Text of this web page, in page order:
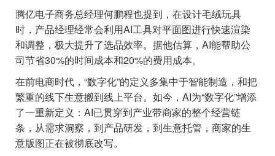
腾亿电子商务总经理何鹏程也提到，在设计毛绒玩具
时，产品经理经常会利用AI工具对平面图进行快速渲染
和调整，极大提升了选品效率。据他估算，AI能帮助公
司节省30%的时间成本和20%的费用成本。
在前电商时代，“数字化”的定义多集中于智能制造，和把
繁重的线下生意搬到线上平台。如今，AI为“数字化”增添
了一重新定义：AI已贯穿到产业带商家的整个经营链
条，从需求洞察，到产品研发，到生意托管，商家的生
意版图正在被彻底改写。